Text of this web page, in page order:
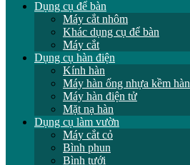
Dụng cụ để bàn
Máy cắt nhôm
Khác dụng cụ để bàn
Máy cắt
Dụng cụ hàn điện
Kính hàn
Máy hàn ống nhựa kềm hàn
Máy hàn điện tử
Mặt nạ hàn
Dụng cụ làm vườn
Máy cắt cỏ
Bình phun
Bình tưới